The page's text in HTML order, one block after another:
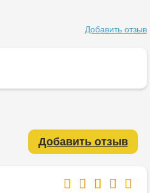
Добавить отзыв
Добавить отзыв